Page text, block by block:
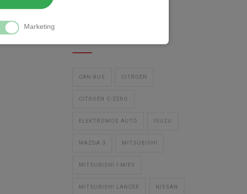
Marketing
CAN-BUS CITROËN
CITROËN C-ZERO
ELEKTROMOS AUTÓ ISUZU
MAZDA 3 MITSUBISHI
MITSUBISHI I-MIEV
MITSUBISHI LANCER NISSAN